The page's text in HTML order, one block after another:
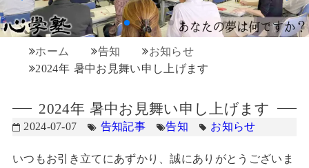
ホーム 告知
お知らせ
2024年 暑中お見舞い申し上げます
2024年 暑中お見舞い申し上げます
2024-07-07 告知記事 告知 お知らせ
いつもお引き立てにあずかり、誠にありがとうございま